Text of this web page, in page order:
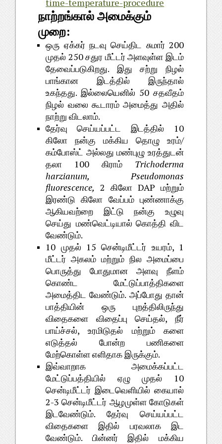
time-temperature-procedure
நாற்றங்கால் அமைக்கும்
முறை:
ஒரு ஏக்கர் நடவு செய்திட சுமார்200
முதல் 250சதுர மீட்டர் அளவுள்ள இடம்
தேவைப்படுகிறது. இது சற்று
நிழல்
பாங்கான
இடத்தில்
இருந்தால்
உகந்தது.இல்லையெனில் 50 சதவீதம்
நிழல் வலை கூடாரம் அமைத்து அதில்
நாற்று விடலாம்.
தேர்வு செய்யப்பட்ட இடத்தில் 10
கிலோ நன்கு மக்கிய தொழு உரம்/
கம்போஸ்ட் அல்லது மண்புழு உரத்துடன்
தலா
100 கிராம்
Trichoderma
harzianum, Pseudomonas
fluorescence, 2 கிலோ DAP மற்றும்
இரண்டு
கிலோ வேப்பம் புண்ணாக்கு
ஆகியவற்றை
இட்டு நன்கு
உழுவு
செய்து மண்வெட்டியால் கொத்தி விட
வேண்டும்.
10 முதல் 15சென்டிமீட்டர் உயரம், 1
மீட்டர் அகலம் மற்றும் நில அமைப்பை
பொருத்து
போதுமான அளவு
நீளம்
கொண்ட
மேட்டுப்பாத்திகளை
அமைத்திட
வேண்டும். அப்போது தான்
பாத்தியின்
ஒரு
புறத்திலிருந்து
விதைகளை
விதைப்பு செய்தல்,
நீர்
பாய்ச்சல்,உரமிடுதல் மற்றும்
களை
எடுத்தல்
போன்ற
பணிகளை
மேற்கொள்ள எளிதாக இருக்கும்.
இவ்வாறாக
அமைக்கப்பட்ட
மேட்டுப்பத்தியில்
ஏழு முதல் 10
சென்டிமீட்டர் இடைவெளியில் கையால்
2-3சென்டிமீட்டர் ஆழமுள்ள கோடுகள்
இடவேண்டும். தேர்வு
செய்யப்பட்ட
விதைகளை
இதில் பரவலாக
இட
வேண்டும். பின்னர் இதில்
மக்கிய